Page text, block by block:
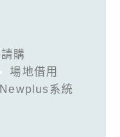
購
場地借用
系統